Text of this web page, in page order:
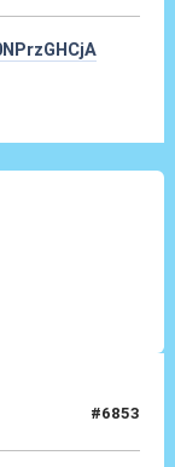
#6853